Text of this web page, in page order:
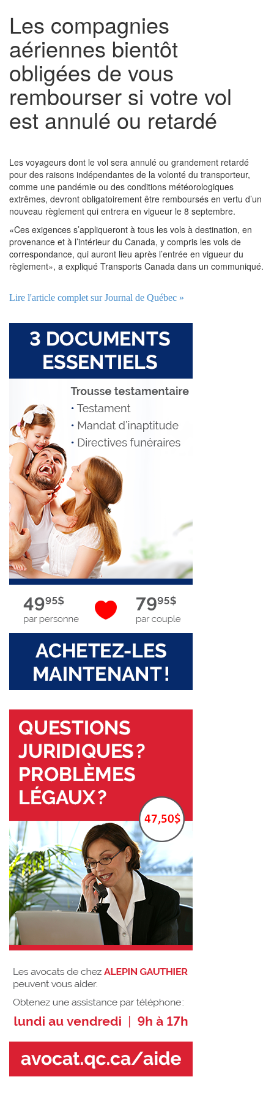
Les compagnies
aériennes bientôt
obligées de vous
rembourser si votre vol
est annulé ou retardé
Les voyageurs dont le vol sera annulé ou grandement retardé
pour des raisons indépendantes de la volonté du transporteur,
comme une pandémie ou des conditions météorologiques
extrêmes, devront obligatoirement être remboursés en vertu d’un
nouveau règlement qui entrera en vigueur le 8 septembre.
«Ces exigences s’appliqueront à tous les vols à destination, en
provenance et à l’intérieur du Canada, y compris les vols de
correspondance, qui auront lieu après l’entrée en vigueur du
règlement», a expliqué Transports Canada dans un communiqué.
Lire l'article complet sur Journal de Québec »